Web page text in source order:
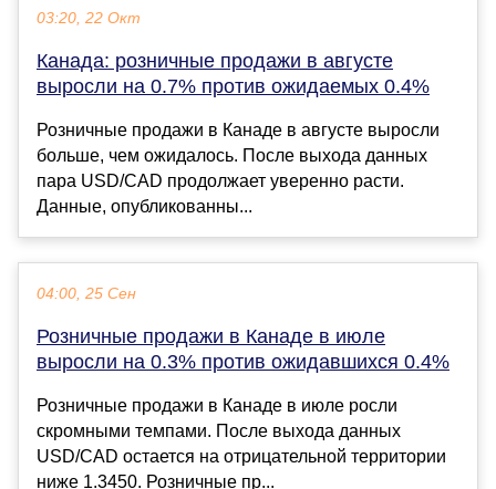
03:20, 22 Окт
Канада: розничные продажи в августе
выросли на 0.7% против ожидаемых 0.4%
Розничные продажи в Канаде в августе выросли
больше, чем ожидалось. После выхода данных
пара USD/CAD продолжает уверенно расти.
Данные, опубликованны...
04:00, 25 Сен
Розничные продажи в Канаде в июле
выросли на 0.3% против ожидавшихся 0.4%
Розничные продажи в Канаде в июле росли
скромными темпами. После выхода данных
USD/CAD остается на отрицательной территории
ниже 1.3450. Розничные пр...